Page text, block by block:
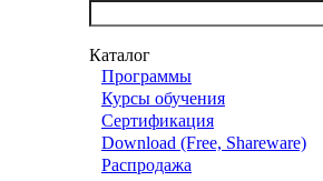
Каталог
Программы
Курсы обучения
Сертификация
Download (Free, Shareware)
Распродажа